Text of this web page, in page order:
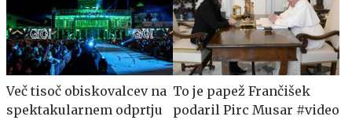
Več tisoč obiskovalcev na
spektakularnem odprtju
To je papež Frančišek
podaril Pirc Musar #video